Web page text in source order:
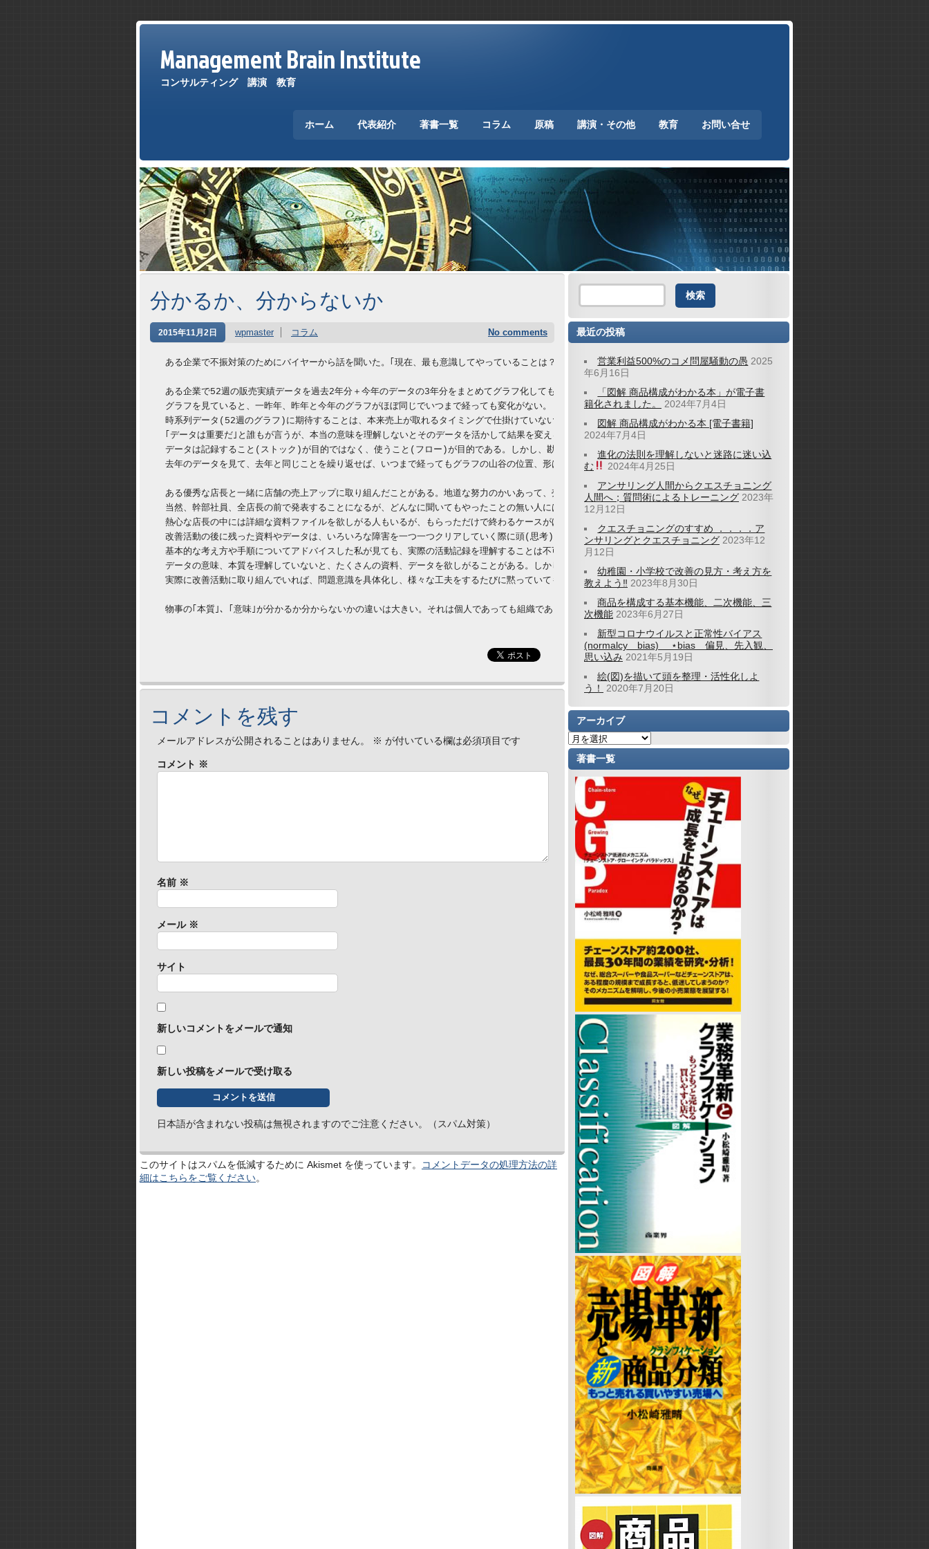
Management Brain Institute
コンサルティング 講演 教育
ホーム 代表紹介 著書一覧 コラム 原稿 講演・その他 教育 お問い合せ
分かるか、分からないか
2015年11月2日 wpmaster コラム No comments
ある企業で不振対策のためにバイヤーから話を聞いた。｢現在、最も意識してやっていることは？｣という問いにバイヤーから返ってきた答えは「店への十分な対応をするために本部に
ある企業で52週の販売実績データを過去2年分＋今年のデータの3年分をまとめてグラフ化してもらっていた。
グラフを見ていると、一昨年、昨年と今年のグラフがほぼ同じでいつまで経っても変化がない。
時系列データ(52週のグラフ)に期待することは、本来売上が取れるタイミングで仕掛けていない、売れるタイミングに欠品を起こして売りそこなっている、仕掛けのタイミングが速すぎ
｢データは重要だ｣と誰もが言うが、本当の意味を理解しないとそのデータを活かして結果を変えることができない。
データは記録すること(ストック)が目的ではなく、使うこと(フロー)が目的である。しかし、勘違いすると記録すること(データ蓄積のための機械的作業)ばかり一生懸命になって使うこ
去年のデータを見て、去年と同じことを繰り返せば、いつまで経ってもグラフの山谷の位置、形は変わらない。欠品を起こす所まで同じだともう笑うしかない。
ある優秀な店長と一緒に店舗の売上アップに取り組んだことがある。地道な努力のかいあって、売上、客数とも確実に伸び、店のモチベーションも非常に高まっていった。
当然、幹部社員、全店長の前で発表することになるが、どんなに聞いてもやったことの無い人にはなかなか本質が理解ができない。
熱心な店長の中には詳細な資料ファイルを欲しがる人もいるが、もらっただけで終わるケースがほとんどである。
改善活動の後に残った資料やデータは、いろいろな障害を一つ一つクリアしていく際に頭(思考)を整理するために使った道具である。仮説を立てて実験し、そこから見つかった問題をさら
基本的な考え方や手順についてアドバイスした私が見ても、実際の活動記録を理解することは不可能だから、資料やデータをもらってもまず見ることはない。
データの意味、本質を理解していないと、たくさんの資料、データを欲しがることがある。しかし、それらは人からもらってたくさん持つことに意味があるのではない。
実際に改善活動に取り組んでいれば、問題意識を具体化し、様々な工夫をするたびに黙っていてもどんどん溜まっていくから、改善の進捗(状況がどんどん変わる)とともにほとんど意味を
物事の｢本質｣、｢意味｣が分かるか分からないかの違いは大きい。それは個人であっても組織であっても同じことである。
コメントを残す
メールアドレスが公開されることはありません。 ※ が付いている欄は必須項目です
コメント ※
名前 ※
メール ※
サイト
新しいコメントをメールで通知
新しい投稿をメールで受け取る
日本語が含まれない投稿は無視されますのでご注意ください。（スパム対策）
このサイトはスパムを低減するために Akismet を使っています。
コメントデータの処理方法の詳
細はこちらをご覧ください。
最近の投稿
営業利益500%のコメ問屋騒動の愚 2025
年6月16日
「図解 商品構成がわかる本」が電子書
籍化されました。
2024年7月4日
図解 商品構成がわかる本 [電子書籍]
2024年7月4日
進化の法則を理解しないと迷路に迷い込
む
2024年4月25日
アンサリング人間からクエスチョニング
人間へ；質問術によるトレーニング 2023年
12月12日
クエスチョニングのすすめ ．．．．ア
ンサリングとクエスチョニング 2023年12
月12日
幼稚園・小学校で改善の見方・考え方を
教えよう‼ 2023年8月30日
商品を構成する基本機能、二次機能、三
次機能 2023年6月27日
新型コロナウイルスと正常性バイアス
(normalcy bias) ⋆bias 偏見、先入観、
思い込み 2021年5月19日
絵(図)を描いて頭を整理・活性化しよ
う！
2020年7月20日
アーカイブ
著書一覧